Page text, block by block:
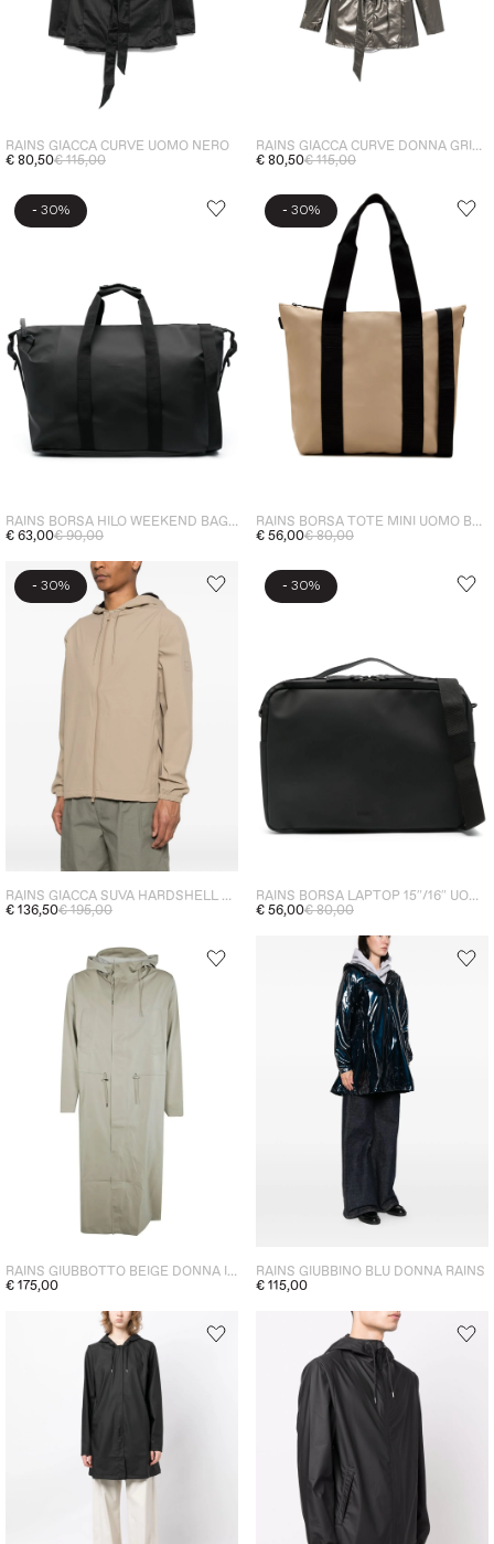
RAINS GIACCA CURVE UOMO NERO
€ 80,50€ 115,00
RAINS GIACCA CURVE DONNA GRIGIO
€ 80,50€ 115,00
- 30%
RAINS BORSA HILO WEEKEND BAG UOMO NERO
€ 63,00€ 90,00
- 30%
RAINS BORSA TOTE MINI UOMO BEIGE
€ 56,00€ 80,00
- 30%
RAINS GIACCA SUVA HARDSHELL UOMO BEIGE
€ 136,50€ 195,00
- 30%
RAINS BORSA LAPTOP 15″/16″ UOMO NERO
€ 56,00€ 80,00
RAINS GIUBBOTTO BEIGE DONNA IMPERMEABILE BOLD
€ 175,00
RAINS GIUBBINO BLU DONNA RAINS
€ 115,00